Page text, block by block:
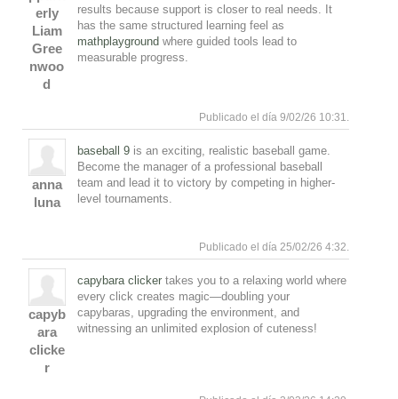
erly
Liam
Gree
nwoo
d
results because support is closer to real needs. It
has the same structured learning feel as
mathplaygroundwhere guided tools lead to
measurable progress.
Publicado el día 9/02/26 10:31.
anna
luna
baseball 9is an exciting, realistic baseball game.
Become the manager of a professional baseball
team and lead it to victory by competing in higher-
level tournaments.
Publicado el día 25/02/26 4:32.
capyb
ara
clicke
r
capybara clickertakes you to a relaxing world where
every click creates magic—doubling your
capybaras, upgrading the environment, and
witnessing an unlimited explosion of cuteness!